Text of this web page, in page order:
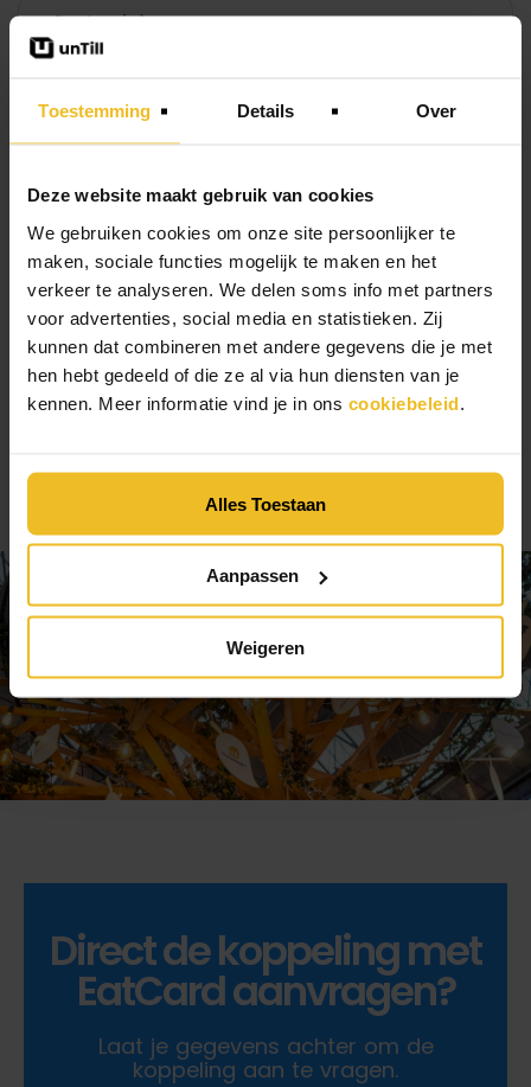
Toestemming Details Over
Deze website maakt gebruik van cookies
We gebruiken cookies om onze site persoonlijker te
maken, sociale functies mogelijk te maken en het
verkeer te analyseren. We delen soms info met partners
voor advertenties, social media en statistieken. Zij
kunnen dat combineren met andere gegevens die je met
hen hebt gedeeld of die ze al via hun diensten van je
kennen. Meer informatie vind je in ons cookiebeleid
Alles Toestaan
Aanpassen
Weigeren
Ik wil graag de nieuwsbrief ontvangen
Direct de koppeling met
EatCard aanvragen?
Laat je gegevens achter om de
koppeling aan te vragen.